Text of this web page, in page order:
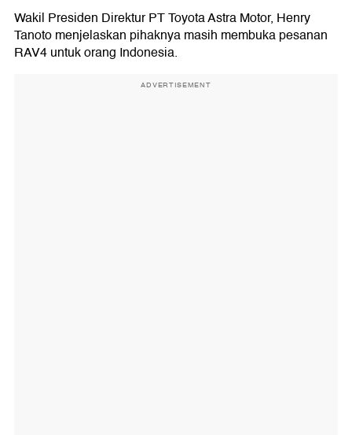
Wakil Presiden Direktur PT Toyota Astra Motor, Henry
Tanoto menjelaskan pihaknya masih membuka pesanan
RAV4 untuk orang Indonesia.
ADVERTISEMENT